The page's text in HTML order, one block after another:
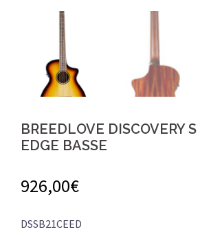
BREEDLOVE DISCOVERY
EDGE BASSE
926,00€
DSSB21CEED